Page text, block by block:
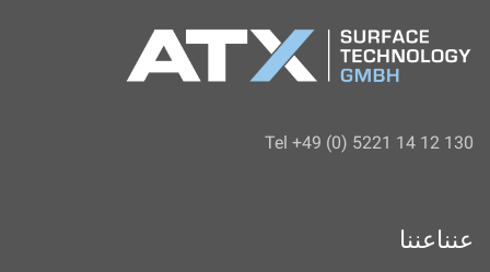
Tel +49 (0) 5221 14 12 130
عنناعننا